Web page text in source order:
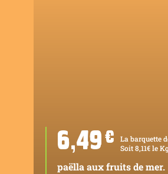
6,49 ¤
La barquette
Soit 8,11€ le
paëlla aux fruits de mer.